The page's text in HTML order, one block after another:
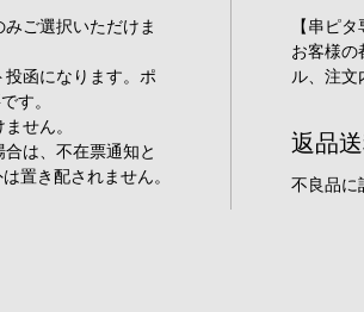
ご選択いただけま
投函になります。ポ
す。
せん。
は、不在票通知と
置き配されません。
【串ピ
お客様の
ル、注文
返品
不良品に